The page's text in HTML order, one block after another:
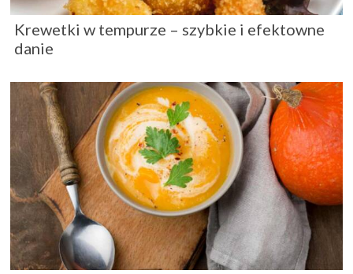
Krewetki w tempurze – szybkie i efektowne
danie